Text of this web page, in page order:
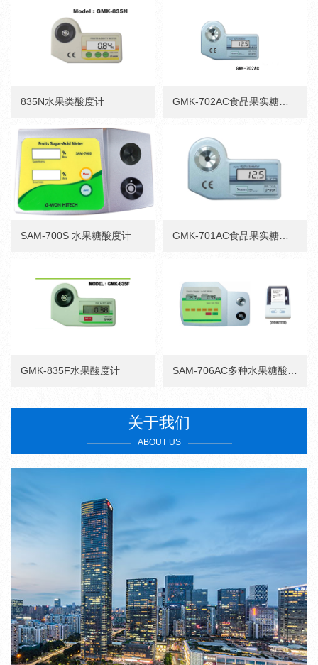
835N水果类酸度计
SAM-700S 水果糖酸度计 GMK-701AC食品果实糖度测定仪
GMK-835F水果酸度计
关于我们
ABOUT US